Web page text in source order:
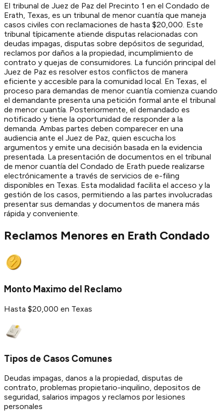
El tribunal de Juez de Paz del Precinto 1 en el Condado de
Erath, Texas, es un tribunal de menor cuantía que maneja
casos civiles con reclamaciones de hasta $20,000. Este
tribunal típicamente atiende disputas relacionadas con
deudas impagas, disputas sobre depósitos de seguridad,
reclamos por daños a la propiedad, incumplimiento de
contrato y quejas de consumidores. La función principal del
Juez de Paz es resolver estos conflictos de manera
eficiente y accesible para la comunidad local. En Texas, el
proceso para demandas de menor cuantía comienza cuando
el demandante presenta una petición formal ante el tribunal
de menor cuantía. Posteriormente, el demandado es
notificado y tiene la oportunidad de responder a la
demanda. Ambas partes deben comparecer en una
audiencia ante el Juez de Paz, quien escucha los
argumentos y emite una decisión basada en la evidencia
presentada. La presentación de documentos en el tribunal
de menor cuantía del Condado de Erath puede realizarse
electrónicamente a través de servicios de e-filing
disponibles en Texas. Esta modalidad facilita el acceso y la
gestión de los casos, permitiendo a las partes involucradas
presentar sus demandas y documentos de manera más
rápida y conveniente.
Reclamos Menores en Erath Condado
Monto Maximo del Reclamo
Hasta $20,000 en Texas
Tipos de Casos Comunes
Deudas impagas, danos a la propiedad, disputas de
contrato, problemas propietario-inquilino, depositos de
seguridad, salarios impagos y reclamos por lesiones
personales